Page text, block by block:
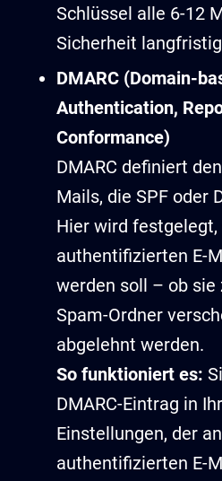
Schlüssel alle 6-12
Sicherheit
DMARC (Domain-
Authentication,
Conformance)
DMARC definiert
Mails, die SPF oder
Hier wird
authentifizierten E-
werden soll – ob sie
Spam-Ordner
abgelehnt werden.
So funktioniert es:
DMARC-Eintrag in
Einstellungen, der
authentifizierten E-